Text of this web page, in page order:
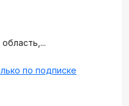
по подписке